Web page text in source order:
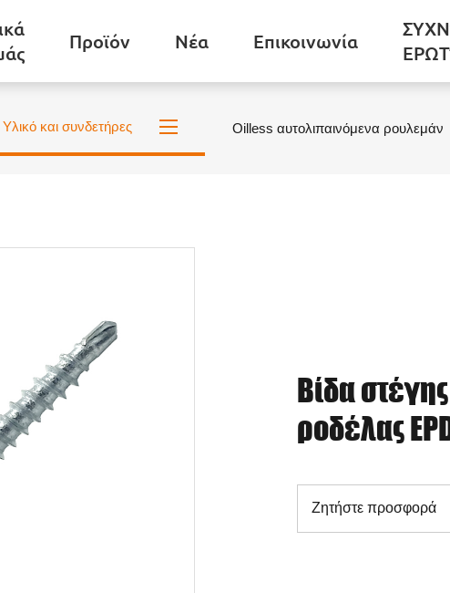
Προϊόν Νέα Επικοινωνία
Υλικό και συνδετήρες Oilless αυτολιπαινόμενα ρουλεμάν
Βίδα
ροδέλας
Ζητήστε προσφορά